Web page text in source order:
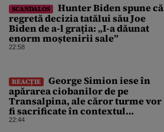
SCANDALOS
Hunter Biden spune că
regretă decizia tatălui său Joe
Biden de a-l grația: „I-a dăunat
enorm moștenirii sale”
22:58
REACȚIE
George Simion iese în
apărarea ciobanilor de pe
Transalpina, ale căror turme vor
fi sacrificate în contextul
focarului de variolă ovină
22:44